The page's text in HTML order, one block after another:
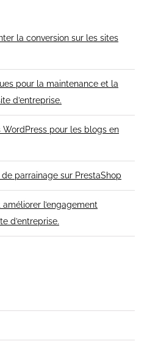
la conversion sur les sites
pour la maintenance et la
d’entreprise.
WordPress pour les blogs en
parrainage sur PrestaShop
l’engagement
d’entreprise.